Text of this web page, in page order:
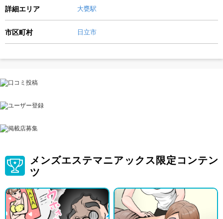
詳細エリア 大甕駅
市区町村 日立市
メンズエステマニアックス限定コンテン
ツ